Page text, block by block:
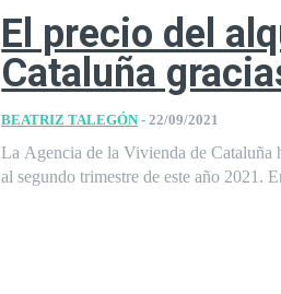
El precio del
Cataluña
BEATRIZ TALEGÓN - 22/09/2021
La Agencia de la Vivienda de Cataluña
al segundo